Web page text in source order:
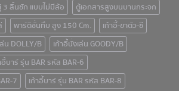
3 ลิ้นชัก แบบไม่มีล้อ
ตู้เอกสารสูงบนบานกระจก
พาร์ติชั่นทึบ สูง 150 Cm.
เก้าอี้-ขาตัว-ซี
น DOLLY/B
เก้าอี้นั่งเล่น GOODY/B
อี้บาร์ รุ่น BAR รหัส BAR-6
7
เก้าอี้บาร์ รุ่น BAR รหัส BAR-8